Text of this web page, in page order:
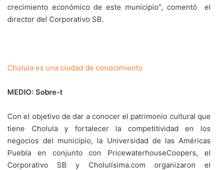
crecimiento económico de este municipio”, comentó el
director del Corporativo SB.
Cholula es una ciudad de conocimiento
MEDIO: Sobre-t
Con el objetivo de dar a conocer el patrimonio cultural que
tiene Cholula y fortalecer la competitividad en los
negocios del municipio, la Universidad de las Américas
Puebla en conjunto con PricewaterhouseCoopers, el
Corporativo SB y Cholulísima.com organizaron el